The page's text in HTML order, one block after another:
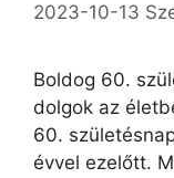
2023-10-13
Boldog 60.
dolgok az
60.
évvel ezelőtt.